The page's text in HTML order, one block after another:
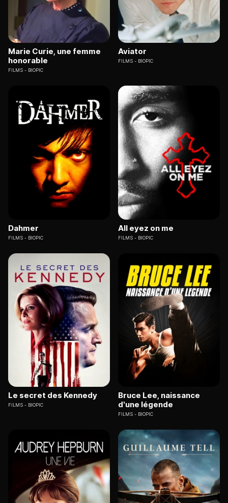
Marie Curie, une femme
honorable
FILMS BIOPIC
Aviator
FILMS BIOPIC
Dahmer
FILMS BIOPIC
All eyez on me
FILMS BIOPIC
Le secret des Kennedy
FILMS BIOPIC
Bruce Lee, naissance
d'une légende
FILMS BIOPIC